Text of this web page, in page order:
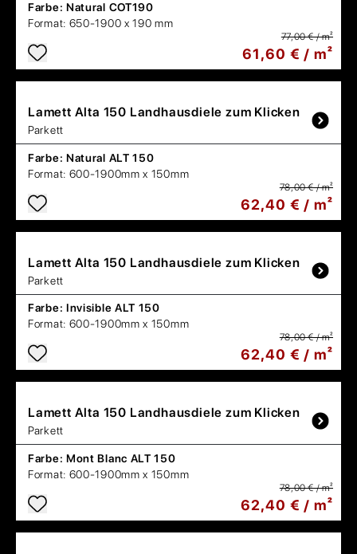
Farbe: Natural COT190
Format: 650-1900 x 190 mm
77,00 € / m²
61,60 € / m²
Lamett Alta 150 Landhausdiele zum Klicken
Parkett
Farbe: Natural ALT 150
Format: 600-1900mm x 150mm
78,00 € / m²
62,40 € / m²
Lamett Alta 150 Landhausdiele zum Klicken
Parkett
Farbe: Invisible ALT 150
Format: 600-1900mm x 150mm
78,00 € / m²
62,40 € / m²
Lamett Alta 150 Landhausdiele zum Klicken
Parkett
Farbe: Mont Blanc ALT 150
Format: 600-1900mm x 150mm
78,00 € / m²
62,40 € / m²